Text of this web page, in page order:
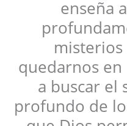
enseña
quedarnos
a buscar el
profundo de